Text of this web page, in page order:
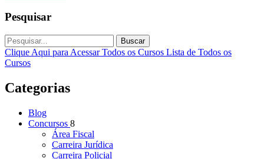
Pesquisar
Buscar
Clique Aqui para Acessar Todos os Cursos Lista de Todos os
Cursos
Categorias
Blog
Concursos 8
Área Fiscal
Carreira Jurídica
Carreira Policial